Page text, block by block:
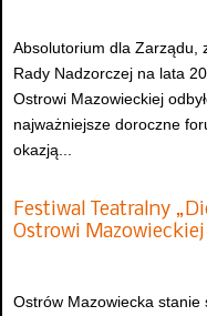
Absolutorium dla Zarządu,
Rady Nadzorczej na lata
Ostrowi Mazowieckiej
najważniejsze doroczne
okazją...
Festiwal Teatralny
Ostrowi Mazowieckiej
Ostrów Mazowiecka stanie